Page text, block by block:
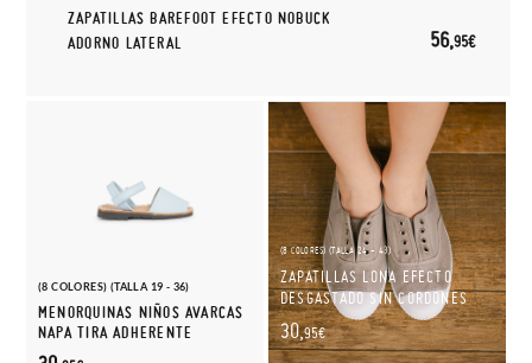
ZAPATILLAS BAREFOOT EFECTO NOBUCK
ADORNO LATERAL
56,95€
(8 COLORES) (TALLA 19 - 36)
MENORQUINAS NIÑOS AVARCAS
NAPA TIRA ADHERENTE
(8 COLORES) (TALLA 24 - 43)
ZAPATILLAS LONA EFECTO
DESGASTADO SIN CORDONES
30,95€